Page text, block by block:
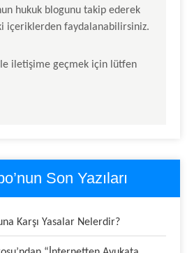
hukuk blogunu takip ederek
içeriklerden faydalanabilirsiniz.
iletişime geçmek için lütfen
Son Yazıları
Karşı Yasalar Nelerdir?